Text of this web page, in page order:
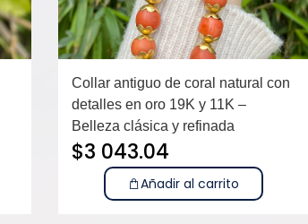
Collar antiguo de coral natural con
detalles en oro 19K y 11K –
Belleza clásica y refinada
$3 043.04
Añadir al carrito